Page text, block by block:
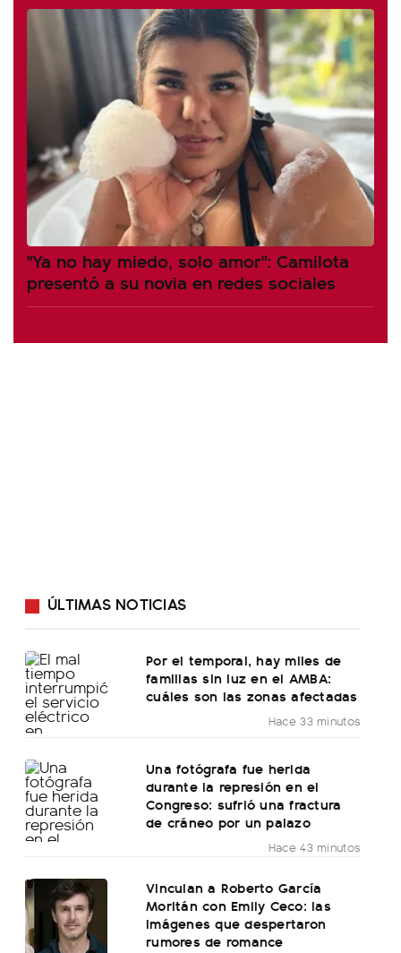
"Ya no hay miedo, solo amor": Camilota
presentó a su novia en redes sociales
ÚLTIMAS NOTICIAS
Por el temporal, hay miles de
familias sin luz en el AMBA:
cuáles son las zonas afectadas
Hace 33 minutos
Una fotógrafa fue herida
durante la represión en el
Congreso: sufrió una fractura
de cráneo por un palazo
Hace 43 minutos
Vinculan a Roberto García
Moritán con Emily Ceco: las
imágenes que despertaron
rumores de romance